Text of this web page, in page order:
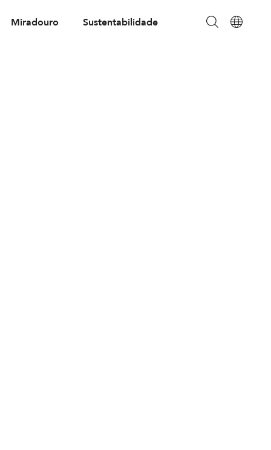
Miradouro Sustentabilidade